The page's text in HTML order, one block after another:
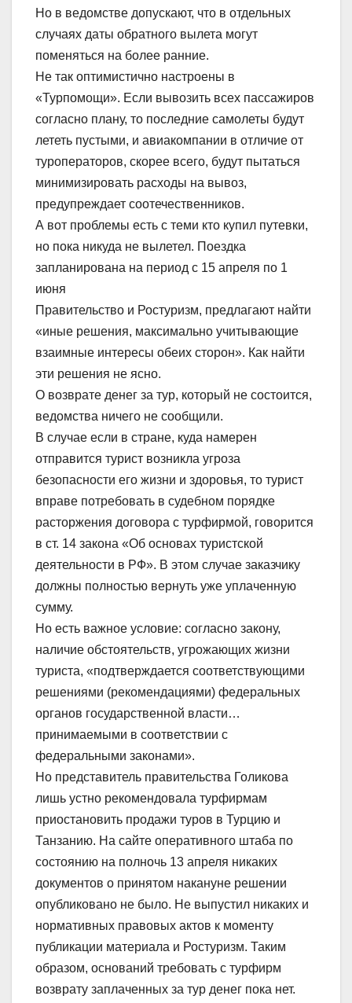
Но в ведомстве допускают, что в отдельных
случаях даты обратного вылета могут
поменяться на более ранние.
Не так оптимистично настроены в
«Турпомощи». Если вывозить всех пассажиров
согласно плану, то последние самолеты будут
лететь пустыми, и авиакомпании в отличие от
туроператоров, скорее всего, будут пытаться
минимизировать расходы на вывоз,
предупреждает соотечественников.
А вот проблемы есть с теми кто купил путевки,
но пока никуда не вылетел. Поездка
запланирована на период с 15 апреля по 1
июня
Правительство и Ростуризм, предлагают найти
«иные решения, максимально учитывающие
взаимные интересы обеих сторон». Как найти
эти решения не ясно.
О возврате денег за тур, который не состоится,
ведомства ничего не сообщили.
В случае если в стране, куда намерен
отправится турист возникла угроза
безопасности его жизни и здоровья, то турист
вправе потребовать в судебном порядке
расторжения договора с турфирмой, говорится
в ст. 14 закона «Об основах туристской
деятельности в РФ». В этом случае заказчику
должны полностью вернуть уже уплаченную
сумму.
Но есть важное условие: согласно закону,
наличие обстоятельств, угрожающих жизни
туриста, «подтверждается соответствующими
решениями (рекомендациями) федеральных
органов государственной власти…
принимаемыми в соответствии с
федеральными законами».
Но представитель правительства Голикова
лишь устно рекомендовала турфирмам
приостановить продажи туров в Турцию и
Танзанию. На сайте оперативного штаба по
состоянию на полночь 13 апреля никаких
документов о принятом накануне решении
опубликовано не было. Не выпустил никаких и
нормативных правовых актов к моменту
публикации материала и Ростуризм. Таким
образом, оснований требовать с турфирм
возврату заплаченных за тур денег пока нет.